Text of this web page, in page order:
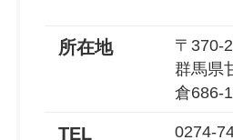
所在地
〒370-
群馬県
倉686-1
TEL 0274-